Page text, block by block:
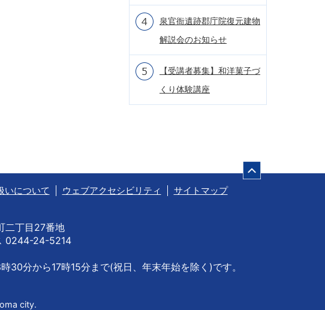
泉官衙遺跡郡庁院復元建物
解説会のお知らせ
【受講者募集】和洋菓子づ
くり体験講座
いについて ウェブアクセシビリティ サイトマップ
二丁目27番地
0244-24-5214
30分から17時15分まで(祝日、年末年始を除く)です。
city.